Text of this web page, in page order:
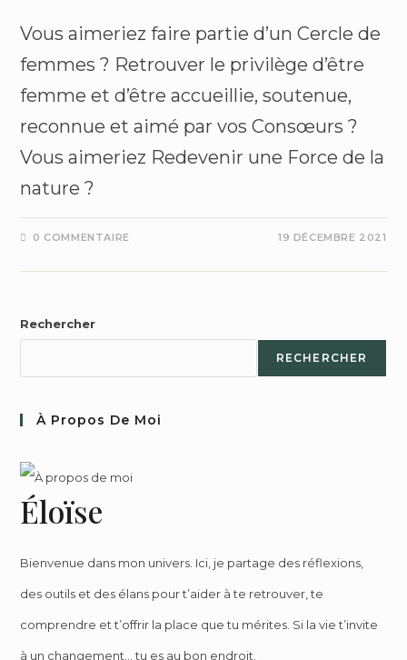
Vous aimeriez faire partie d’un Cercle de
femmes ? Retrouver le privilège d’être
femme et d’être accueillie, soutenue,
reconnue et aimé par vos Consœurs ?
Vous aimeriez Redevenir une Force de la
nature ?
0 COMMENTAIRE 19 DÉCEMBRE 2021
Rechercher
RECHERCHER
À Propos De Moi
Éloïse
Bienvenue dans mon univers. Ici, je partage des réflexions,
des outils et des élans pour t’aider à te retrouver, te
comprendre et t’offrir la place que tu mérites. Si la vie t’invite
à un changement… tu es au bon endroit.